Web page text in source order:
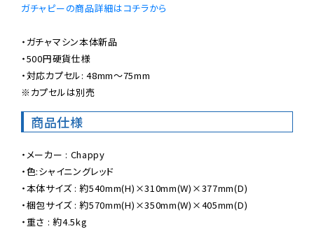
ガチャピーの商品詳細はコチラから
・ガチャマシン本体新品
・500円硬貨仕様
※カプセルは別売
商品仕様
・メーカー : Chappy
・色:シャイニングレッド
・本体サイズ : 約540mm(H)×310mm(W)×377mm(D)
・梱包サイズ : 約570mm(H)×350mm(W)×405mm(D)
・重さ : 約4.5kg